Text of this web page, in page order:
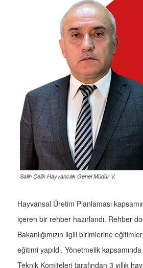
Salih Çelik Hayvancılık Genel Müdür V.
Hayvansal Üretim Planlaması
içeren bir rehber hazırlandı. Rehber
Bakanlığımızın ilgili birimlerine
eğitimi yapıldı. Yönetmelik
Teknik Komiteleri tarafından 3 yıllık